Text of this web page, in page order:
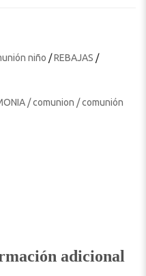
niño /REBAJAS /
/comunion /comunión
adicional